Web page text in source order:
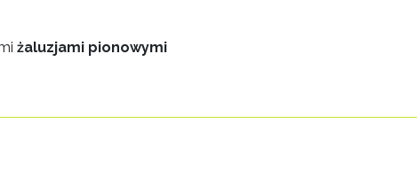
żaluzjami pionowymi